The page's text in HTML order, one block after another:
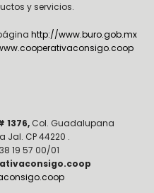
y servicios.
http://www.buro.gob.mx
1376, Col. Guadalupana
Jal. CP 44220 .
19 57 00/01